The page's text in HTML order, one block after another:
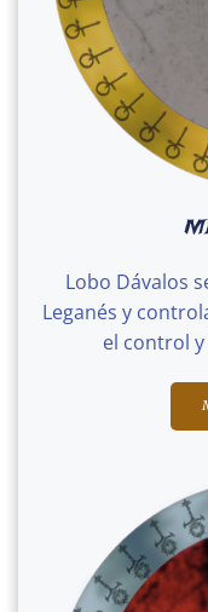
Lobo Dávalos
Leganés y
el control y